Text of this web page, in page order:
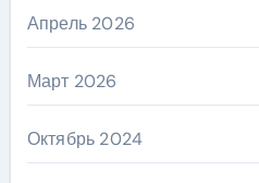
Апрель 2026
Март 2026
Октябрь 2024